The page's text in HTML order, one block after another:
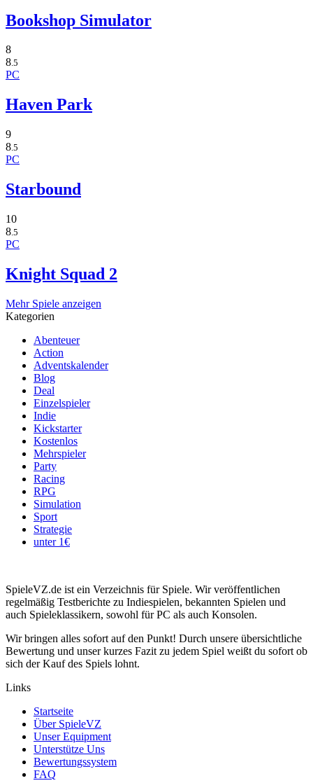
Bookshop Simulator
8
8.5
PC
Haven Park
9
8.5
PC
Starbound
10
8.5
PC
Knight Squad 2
Mehr Spiele anzeigen
Kategorien
Abenteuer
Action
Adventskalender
Blog
Deal
Einzelspieler
Indie
Kickstarter
Kostenlos
Mehrspieler
Party
Racing
RPG
Simulation
Sport
Strategie
unter 1€
SpieleVZ.de ist ein Verzeichnis für Spiele. Wir veröffentlichen
regelmäßig Testberichte zu Indiespielen, bekannten Spielen und
auch Spieleklassikern, sowohl für PC als auch Konsolen.
Wir bringen alles sofort auf den Punkt! Durch unsere übersichtliche
Bewertung und unser kurzes Fazit zu jedem Spiel weißt du sofort ob
sich der Kauf des Spiels lohnt.
Links
Startseite
Über SpieleVZ
Unser Equipment
Unterstütze Uns
Bewertungssystem
FAQ